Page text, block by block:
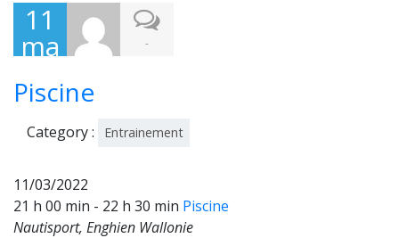
11
ma
202
2
-
Piscine
Category : Entrainement
11/03/2022
21 h 00 min - 22 h 30 min Piscine
Nautisport, Enghien Wallonie